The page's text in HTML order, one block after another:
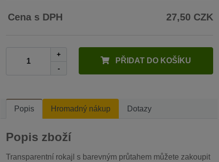
Cena s DPH 27,50 CZK
+
-
PŘIDAT DO KOŠÍKU
Popis Hromadný nákup Dotazy
Popis zboží
Transparentní rokajl s barevným průtahem můžete zakoupit